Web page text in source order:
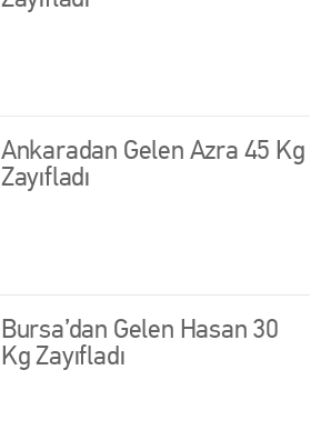
Ankaradan Gelen Azra 45 Kg
Zayıfladı
Bursa’dan Gelen Hasan 30
Kg Zayıfladı